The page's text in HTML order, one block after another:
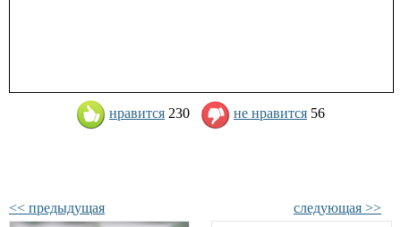
нравится 230 не нравится 56
<< предыдущая следующая >>